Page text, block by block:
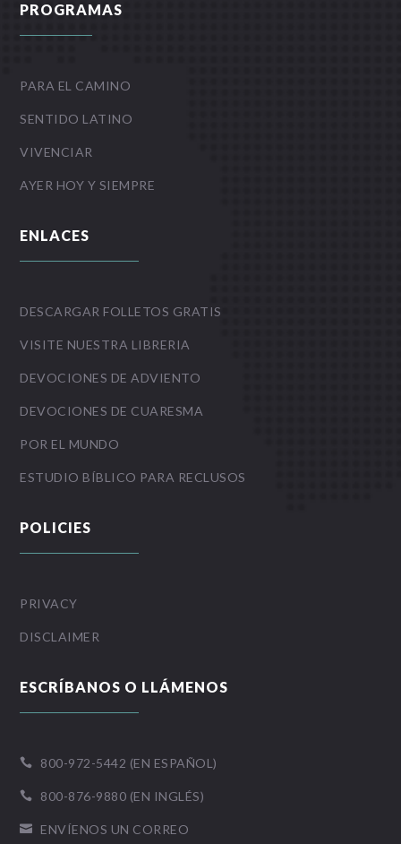
PROGRAMAS
PARA EL CAMINO
SENTIDO LATINO
VIVENCIAR
AYER HOY Y SIEMPRE
ENLACES
DESCARGAR FOLLETOS GRATIS
VISITE NUESTRA LIBRERIA
DEVOCIONES DE ADVIENTO
DEVOCIONES DE CUARESMA
POR EL MUNDO
ESTUDIO BÍBLICO PARA RECLUSOS
POLICIES
PRIVACY
DISCLAIMER
ESCRÍBANOS O LLÁMENOS
 800-972-5442 (EN ESPAÑOL)
 800-876-9880 (EN INGLÉS)
 ENVÍENOS UN CORREO